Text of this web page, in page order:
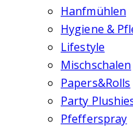
Hanfmühlen
Hygiene &
Lifestyle
Mischschalen
Papers&Rolls
Party
Pfefferspray